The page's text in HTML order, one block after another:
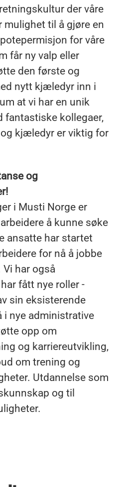
der våre
mulighet til å gjøre en
for våre
får ny valp eller
den første og
nytt kjæledyr inn i
at vi har en unik
fantastiske kollegaer,
kjæledyr er viktig for
og
i Musti Norge er
å kunne søke
ansatte har startet
for nå å jobbe
har også
fått nye roller -
sin eksisterende
i nye administrative
opp om
og karriereutvikling,
om trening og
Utdannelse som
og til